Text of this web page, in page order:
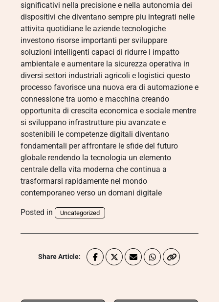
significativi nella precisione e nella autonomia dei
dispositivi che diventano sempre piu integrati nelle
attivita quotidiane le aziende tecnologiche
investono risorse importanti per sviluppare
soluzioni intelligenti capaci di ridurre l impatto
ambientale e aumentare la sicurezza operativa in
diversi settori industriali agricoli e logistici questo
processo favorisce una nuova era di automazione e
connessione tra uomo e macchina creando
opportunita di crescita economica e sociale mentre
si sviluppano infrastrutture piu avanzate e
sostenibili le competenze digitali diventano
fondamentali per affrontare le sfide del futuro
globale rendendo la tecnologia un elemento
centrale della vita moderna che continua a
trasformarsi rapidamente nel mondo
contemporaneo verso un domani digitale
Posted in Uncategorized
Share Article: